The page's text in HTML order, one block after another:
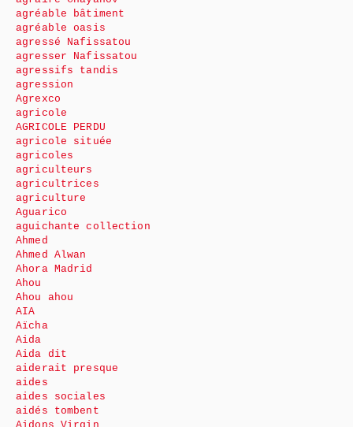
agréable bâtiment
agréable oasis
agressé Nafissatou
agresser Nafissatou
agressifs tandis
agression
Agrexco
agricole
AGRICOLE PERDU
agricole située
agricoles
agriculteurs
agricultrices
agriculture
Aguarico
aguichante collection
Ahmed
Ahmed Alwan
Ahora Madrid
Ahou
Ahou ahou
AIA
Aïcha
Aida
Aida dit
aiderait presque
aides
aides sociales
aidés tombent